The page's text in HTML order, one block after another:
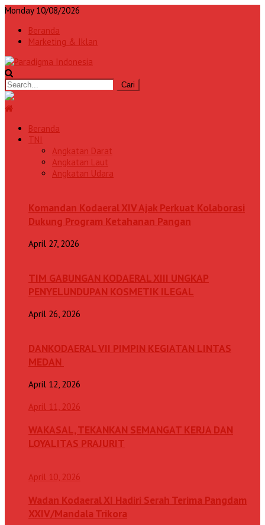
Monday 10/08/2026
Beranda
Marketing & Iklan
Beranda
TNI
Angkatan Darat
Angkatan Laut
Angkatan Udara
Komandan Kodaeral XIV Ajak Perkuat Kolaborasi
Dukung Program Ketahanan Pangan
April 27, 2026
TIM GABUNGAN KODAERAL XIII UNGKAP
PENYELUNDUPAN KOSMETIK ILEGAL
April 26, 2026
DANKODAERAL VII PIMPIN KEGIATAN LINTAS
MEDAN
April 12, 2026
April 11, 2026
WAKASAL, TEKANKAN SEMANGAT KERJA DAN
LOYALITAS PRAJURIT
April 10, 2026
Wadan Kodaeral XI Hadiri Serah Terima Pangdam
XXIV/Mandala Trikora